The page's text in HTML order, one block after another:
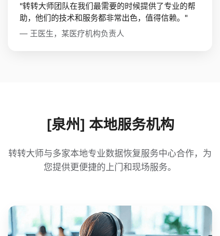
"转转大师团队在我们最需要的时候提供了专业的帮
助，他们的技术和服务都非常出色，值得信赖。"
— 王医生，某医疗机构负责人
[泉州] 本地服务机构
转转大师与多家本地专业数据恢复服务中心合作，为
您提供更便捷的上门和现场服务。